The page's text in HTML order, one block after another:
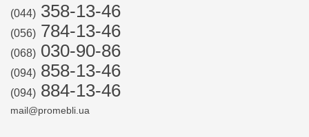
(044) 358-13-46
(056) 784-13-46
(068) 030-90-86
(094) 858-13-46
(094) 884-13-46
mail@promebli.ua